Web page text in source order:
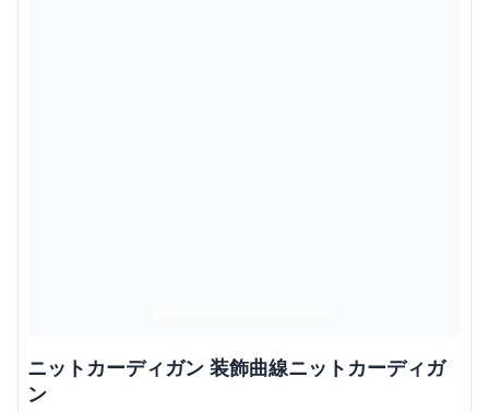
ニットカーディガン 装飾曲線ニットカーディガ
ン